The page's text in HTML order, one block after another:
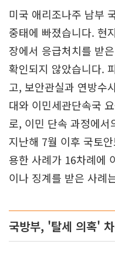
미국 애리조나주 남부
중태에 빠졌습니다. 현
장에서 응급처치를 받
확인되지 않았습니다.
고, 보안관실과 연방수
대와 이민세관단속국
로, 이민 단속 과정에
지난해 7월 이후 국토
용한 사례가 16차례에
이나 징계를 받은 사례
국방부, '탈세 의혹'